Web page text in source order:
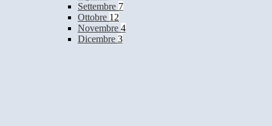
Settembre 7
Ottobre 12
Novembre 4
Dicembre 3